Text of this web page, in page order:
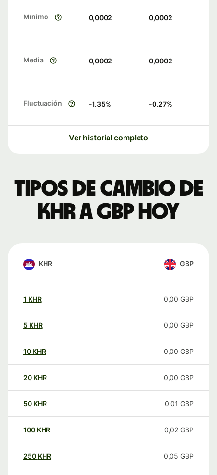
Mínimo 0,0002 0,0002
Media 0,0002 0,0002
Fluctuación -1.35% -0.27%
Ver historial completo
Tipos de cambio de
KHR a GBP hoy
KHR GBP
1 KHR 0,00 GBP
5 KHR 0,00 GBP
10 KHR 0,00 GBP
20 KHR 0,00 GBP
50 KHR 0,01 GBP
100 KHR 0,02 GBP
250 KHR 0,05 GBP